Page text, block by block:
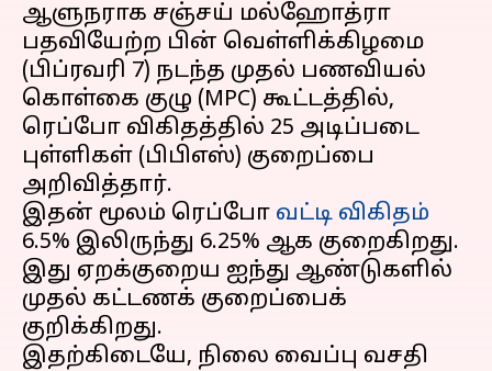
ஆளுநராக சஞ்சய் மல்ஹோத்ரா
பதவியேற்ற பின் வெள்ளிக்கிழமை
(பிப்ரவரி 7) நடந்த முதல் பணவியல்
கொள்கை குழு (MPC) கூட்டத்தில்,
ரெப்போ விகிதத்தில் 25 அடிப்படை
புள்ளிகள் (பிபிஎஸ்) குறைப்பை
அறிவித்தார்.
இதன் மூலம் ரெப்போ வட்டி விகிதம்
6.5% இலிருந்து 6.25% ஆக குறைகிறது.
இது ஏறக்குறைய ஐந்து ஆண்டுகளில்
முதல் கட்டணக் குறைப்பைக்
குறிக்கிறது.
இதற்கிடையே, நிலை வைப்பு வசதி